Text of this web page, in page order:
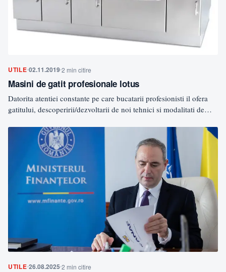
UTILE 02.11.2019 2 min citire
Masini de gatit profesionale lotus
Datorita atentiei constante pe care bucatarii profesionisti il ofera
gatitului, descoperirii/dezvoltarii de noi tehnici si modalitati de
UTILE 26.08.2025 2 min citire